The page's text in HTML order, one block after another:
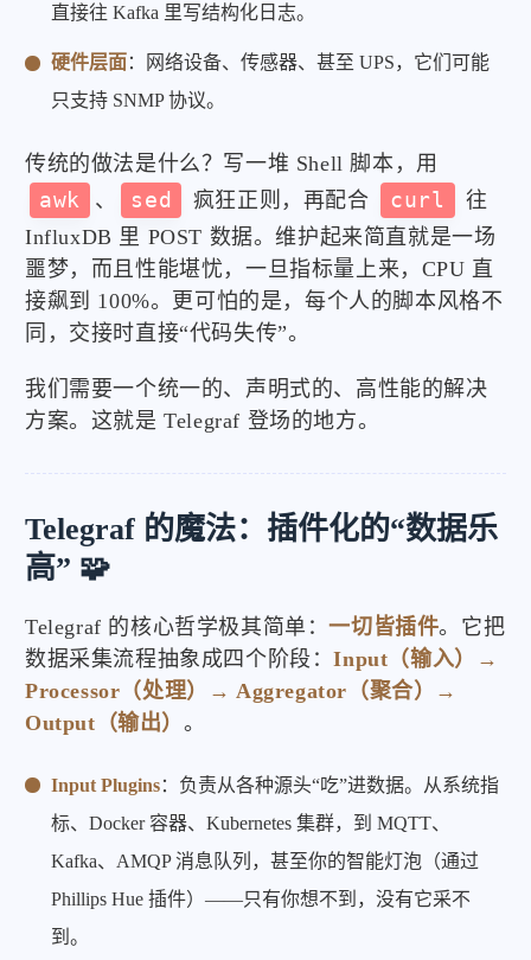
直接往 Kafka 里写结构化日志。
硬件层面 ：网络设备、传感器、甚至 UPS，它们可能
只支持 SNMP 协议。
传统的做法是什么？写一堆 Shell 脚本，用
awk
、 sed 疯狂正则，再配合 curl
往
InfluxDB 里 POST 数据。维护起来简直就是一场
噩梦，而且性能堪忧，一旦指标量上来，CPU 直
接飙到 100%。更可怕的是，每个人的脚本风格不
同，交接时直接“代码失传”。
我们需要一个统一的、声明式的、高性能的解决
方案。这就是 Telegraf 登场的地方。
Telegraf 的魔法：插件化的“数据乐
高” 🧩
Telegraf 的核心哲学极其简单：一切皆插件。它把
数据采集流程抽象成四个阶段：Input（输入）→
Processor（处理）→ Aggregator（聚合）→
Output（输出） 。
Input Plugins：负责从各种源头“吃”进数据。从系统指
标、Docker 容器、Kubernetes 集群，到 MQTT、
Kafka、AMQP 消息队列，甚至你的智能灯泡（通过
Phillips Hue 插件）——只有你想不到，没有它采不
到。